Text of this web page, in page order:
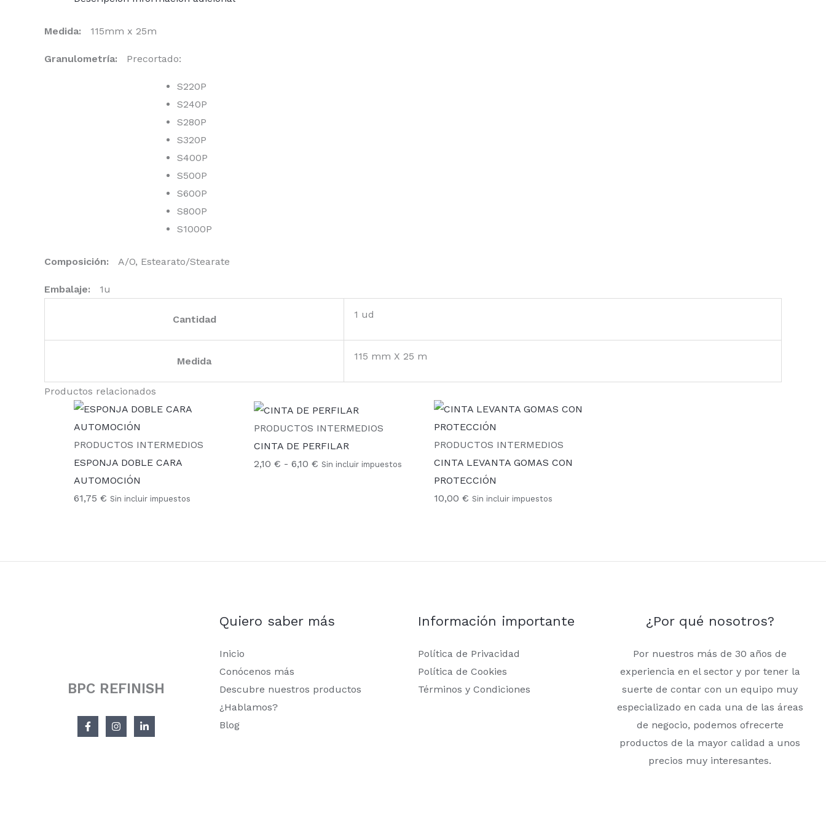
Medida: 115mm x 25m
Granulometría: Precortado:
S220P
S240P
S280P
S320P
S400P
S500P
S600P
S800P
S1000P
Composición: A/O, Estearato/Stearate
Embalaje: 1u
Cantidad 1 ud
Medida 115 mm X 25 m
Productos relacionados
PRODUCTOS INTERMEDIOS
ESPONJA DOBLE CARA
AUTOMOCIÓN
61,75 € Sin incluir impuestos
PRODUCTOS INTERMEDIOS
CINTA DE PERFILAR
2,10 € - 6,10 €
Rango
de
precios:
desde
Sin incluir impuestos
PRODUCTOS INTERMEDIOS
CINTA LEVANTA GOMAS CON
PROTECCIÓN
10,00 € Sin incluir impuestos
BPC REFINISH
Quiero saber más
Inicio
Conócenos más
Descubre nuestros productos
¿Hablamos?
Blog
Información importante
Política de Privacidad
Política de Cookies
Términos y Condiciones
¿Por qué nosotros?
Por nuestros más de 30 años de
experiencia en el sector y por tener la
suerte de contar con un equipo muy
especializado en cada una de las áreas
de negocio, podemos ofrecerte
productos de la mayor calidad a unos
precios muy interesantes.